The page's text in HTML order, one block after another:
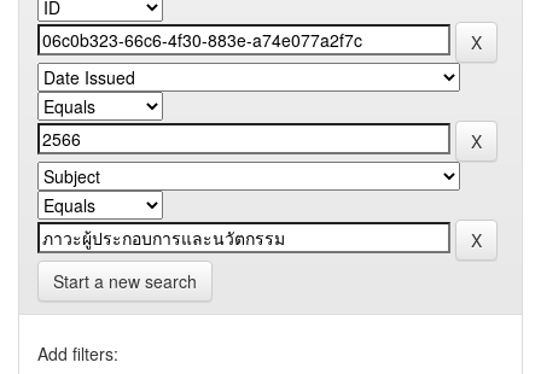
Start a new search
Add filters: